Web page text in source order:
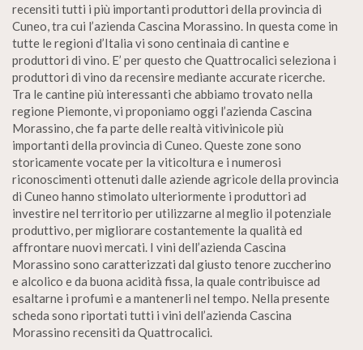
recensiti tutti i più importanti produttori della provincia di
Cuneo, tra cui l’azienda Cascina Morassino. In questa come in
tutte le regioni d’Italia vi sono centinaia di cantine e
produttori di vino. E’ per questo che Quattrocalici seleziona i
produttori di vino da recensire mediante accurate ricerche.
Tra le cantine più interessanti che abbiamo trovato nella
regione Piemonte, vi proponiamo oggi l’azienda Cascina
Morassino, che fa parte delle realtà vitivinicole più
importanti della provincia di Cuneo. Queste zone sono
storicamente vocate per la viticoltura e i numerosi
riconoscimenti ottenuti dalle aziende agricole della provincia
di Cuneo hanno stimolato ulteriormente i produttori ad
investire nel territorio per utilizzarne al meglio il potenziale
produttivo, per migliorare costantemente la qualità ed
affrontare nuovi mercati. I vini dell’azienda Cascina
Morassino sono caratterizzati dal giusto tenore zuccherino
e alcolico e da buona acidità fissa, la quale contribuisce ad
esaltarne i profumi e a mantenerli nel tempo. Nella presente
scheda sono riportati tutti i vini dell’azienda Cascina
Morassino recensiti da Quattrocalici.